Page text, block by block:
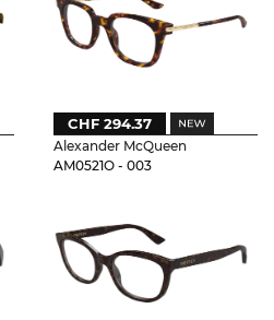
Alexander McQueen
AM0521O - 003
CHF 294.37